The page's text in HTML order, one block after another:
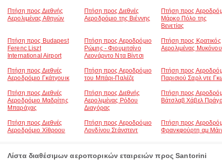
Πτήση προς Διεθνής
Αερολιμένας Αθηνών
Πτήση προς Διεθνές
Αεροδρόμιο της Βιέννης
Πτήση προς
Μάρκο Πόλο της
Βενετίας
Πτήση προς Budapest
Ferenc Liszt
International Airport
Πτήση προς Αεροδρόμιο
Ρώμης - Φιουμιτσίνο
Λεονάρντο Ντα Βίντσι
Πτήση προς Κρατικός
Αερολιμένας Μυκόνου
Πτήση προς Διεθνές
Αεροδρόμιο Γκάτγουικ
Πτήση προς Αεροδρόμιο
του Μπάρι-Παλέζε
Πτήση προς
Παρισιού Σαρλ ντε
Πτήση προς Διεθνές
Αεροδρόμιο Μαδρίτης
Μπαράχας
Πτήση προς Διεθνής
Αερολιμένας Ρόδου
Διαγόρας
Πτήση προς
Βάτσλαβ Χάβελ
Πτήση προς Διεθνές
Αεροδρόμιο Χίθροου
Πτήση προς Αεροδρόμιο
Λονδίνου Στάνστεντ
Πτήση προς
Φρανκφούρτη αμ
Λίστα διαθέσιμων αεροπορικών εταιρειών προς Santorini